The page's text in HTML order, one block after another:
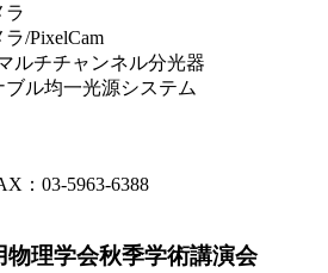
ラ
/PixelCam
ルチチャンネル分光器
ル均一光源システム
：03-5963-6388
物理学会秋季学術講演会